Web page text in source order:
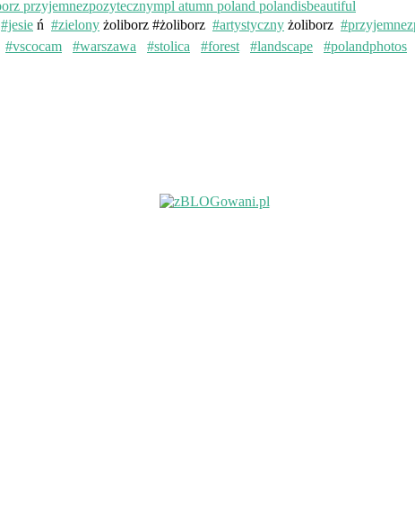
#jesie ń #zielony żoliborz #żoliborz #artystyczny żoliborz
#vscocam #warszawa #stolica #forest #landscape #polandphotos